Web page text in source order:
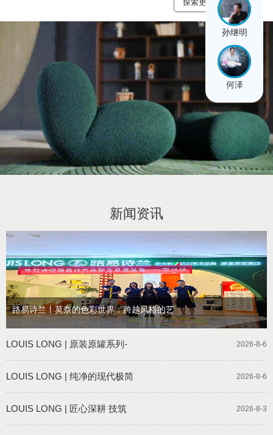
新闻资讯
路易诗兰丨莫奈的色彩世界：跨越风格的艺
2026-8-6
LOUIS LONG | 原装原罐系列-
2026-8-6
LOUIS LONG | 纯净的现代极简
2026-8-3
LOUIS LONG | 匠心深耕 技筑
孙继明
何泽